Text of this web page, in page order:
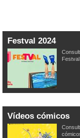
Festval 2024
Vídeos cómicos